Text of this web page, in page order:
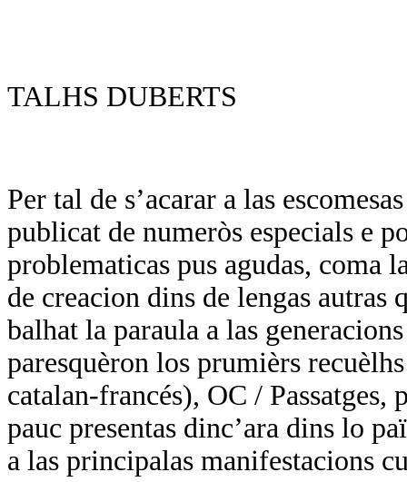
TALHS DUBERTS
Per tal de s’acarar a las
publicat de numeròs especials e
problematicas pus agudas, coma
de creacion dins de lengas autras
balhat la paraula a las
paresquèron los prumièrs
catalan-francés), OC / Passatges,
pauc presentas dinc’ara dins lo
a las principalas manifestacions